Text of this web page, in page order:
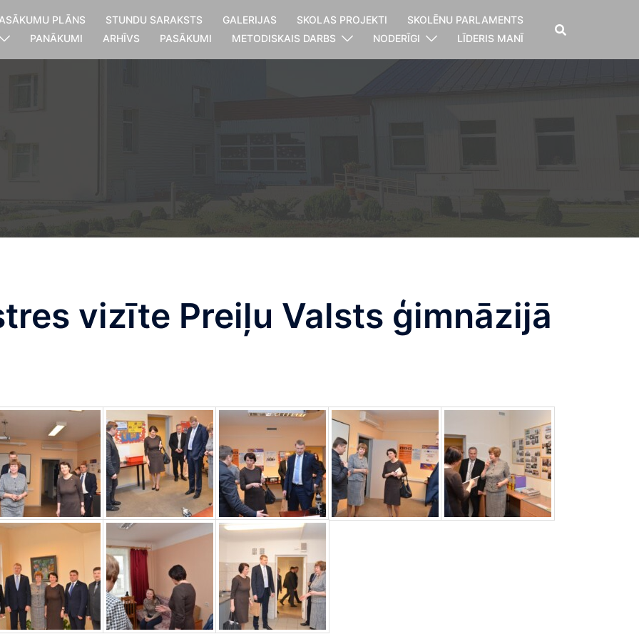
PLĀNS STUNDU SARAKSTS GALERIJAS SKOLAS PROJEKTI
SKOLĒNU PARLAMENTS
PANĀKUMI ARHĪVS PASĀKUMI METODISKAIS DARBS NODERĪGI LĪDERIS MANĪ
vizīte Preiļu Valsts ģimnāzijā